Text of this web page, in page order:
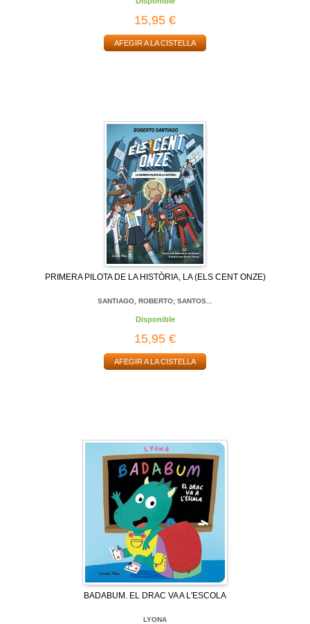
15,95 €
AFEGIR A LA CISTELLA
PRIMERA PILOTA DE LA HISTÒRIA, LA (ELS CENT ONZE)
SANTIAGO, ROBERTO; SANTOS...
Disponible
15,95 €
AFEGIR A LA CISTELLA
BADABUM. EL DRAC VA A L'ESCOLA
LYONA